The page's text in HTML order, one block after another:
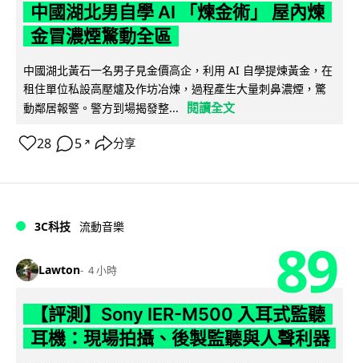
中國湖北男自學 AI 「煉金術」 屋內煉
金冒濃煙驚動全區
中國湖北黃石一名男子見金價高企，利用 AI 自學提煉黃金，在
租住單位私設高壓爐及作坊冶煉，過程產生大量刺鼻濃煙，驚
動鄰居報警。警方到場揭發整...
閱讀全文
28 5 ↗ 分享
3C科技 流動音樂
Lawton 4 小時 89
【評測】Sony IER-M500 入耳式監聽
耳機：現場拍攝、後製監聽與人聲利器